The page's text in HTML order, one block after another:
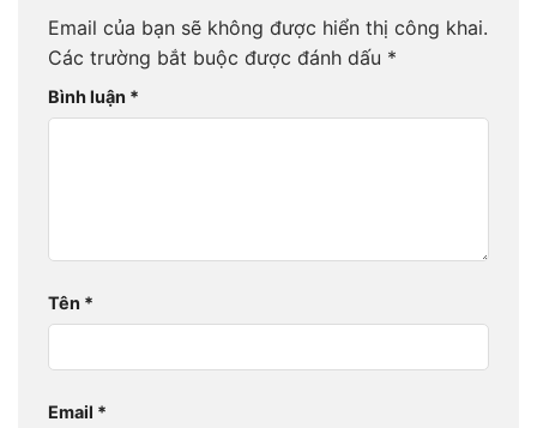
Email của bạn sẽ không được hiển thị công khai.
Các trường bắt buộc được đánh dấu *
Bình luận *
Tên *
Email *